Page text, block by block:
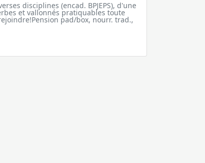
disciplines (encad. BPJEPS), d'une
et vallonnés pratiquables toute
pad/box, nourr. trad.,